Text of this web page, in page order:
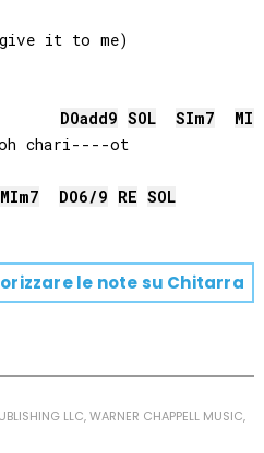
DOadd9 SOL SIm7 MI
oh chari----ot
MIm7 DO6/9 RE SOL
le note su Chitarra
LLC, WARNER CHAPPELL MUSIC,